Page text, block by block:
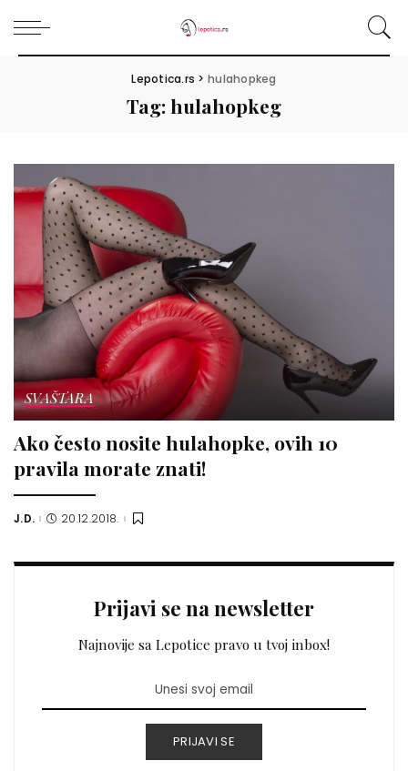
Lepotica.rs > hulahopkeg
Tag:hulahopkeg
SVAŠTARA
Ako često nosite hulahopke, ovih 10
pravila morate znati!
Posted
J.D. 20.12.2018.
Prijavi se na newsletter
Najnovije sa Lepotice pravo u tvoj inbox!
PRIJAVI SE